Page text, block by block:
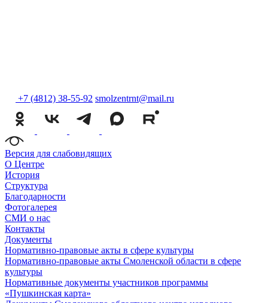
+7 (4812) 38-55-92 smolzentrnt@mail.ru
Версия для слабовидящих
О Центре
История
Структура
Благодарности
Фотогалерея
СМИ о нас
Контакты
Документы
Нормативно-правовые акты в сфере культуры
Нормативно-правовые акты Смоленской области в сфере
культуры
Нормативные документы участников программы
«Пушкинская карта»